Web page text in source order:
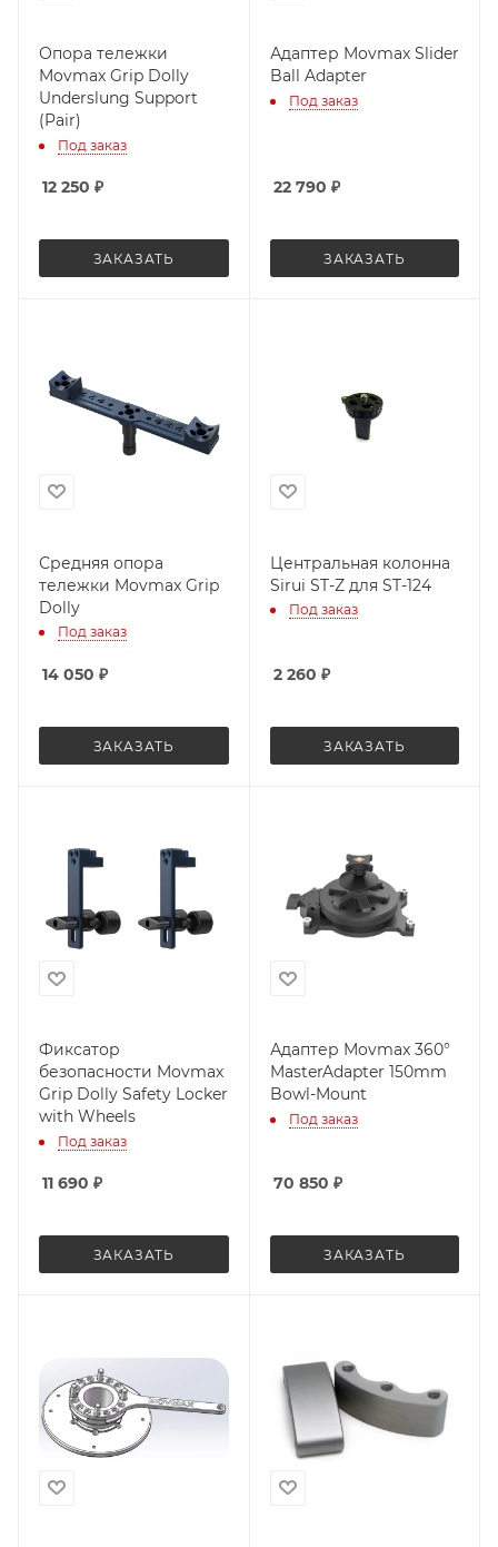
Опора тележки
Movmax Grip Dolly
Underslung Support
(Pair)
Под заказ
12 250 ₽
ЗАКАЗАТЬ
Адаптер Movmax Slider
Ball Adapter
Под заказ
22 790 ₽
ЗАКАЗАТЬ
Средняя опора
тележки Movmax Grip
Dolly
Под заказ
14 050 ₽
ЗАКАЗАТЬ
Центральная колонна
Sirui ST-Z для ST-124
Под заказ
2 260 ₽
ЗАКАЗАТЬ
Фиксатор
безопасности Movmax
Grip Dolly Safety Locker
with Wheels
Под заказ
11 690 ₽
ЗАКАЗАТЬ
Адаптер Movmax 360°
MasterAdapter 150mm
Bowl-Mount
Под заказ
70 850 ₽
ЗАКАЗАТЬ